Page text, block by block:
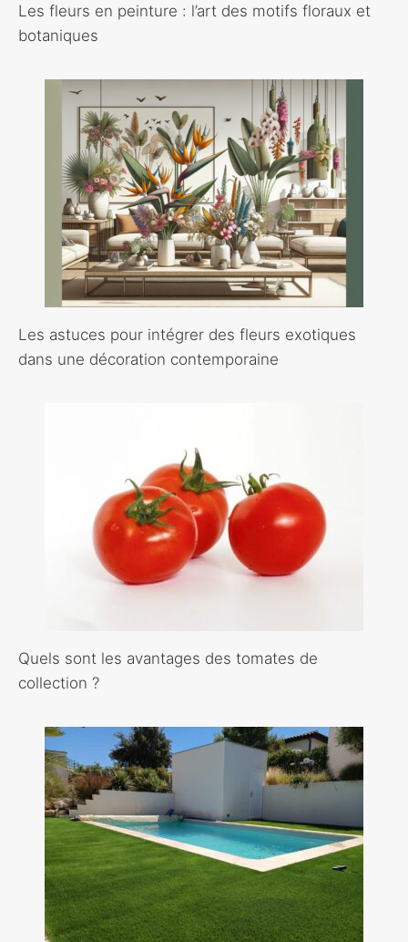
Les fleurs en peinture : l’art des motifs floraux et
botaniques
Les astuces pour intégrer des fleurs exotiques
dans une décoration contemporaine
Quels sont les avantages des tomates de
collection ?